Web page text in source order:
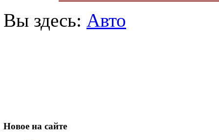
Вы здесь: Авто
Новое на сайте